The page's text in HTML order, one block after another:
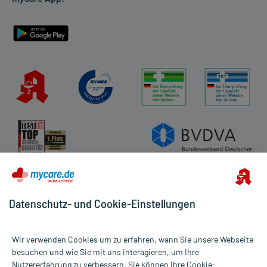
Datenschutz- und Cookie-Einstellungen
Wir verwenden Cookies um zu erfahren, wann Sie unsere Webseite
besuchen und wie Sie mit uns interagieren, um Ihre
Nutzererfahrung zu verbessern. Sie können Ihre Cookie-